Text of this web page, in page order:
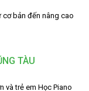
cơ bản đến nâng cao
TÀU
và trẻ em Học Piano